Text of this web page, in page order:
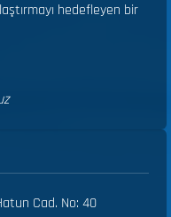
hedefleyen bir
Cad. No: 40